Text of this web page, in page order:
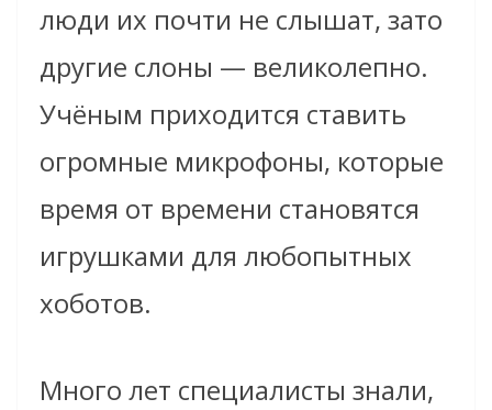
люди их почти не слышат, зато
другие слоны — великолепно.
Учёным приходится ставить
огромные микрофоны, которые
время от времени становятся
игрушками для любопытных
хоботов.
Много лет специалисты знали,